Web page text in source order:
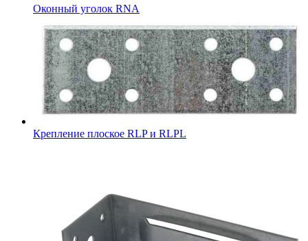
Оконный уголок RNA
Крепление плоское RLP и RLPL